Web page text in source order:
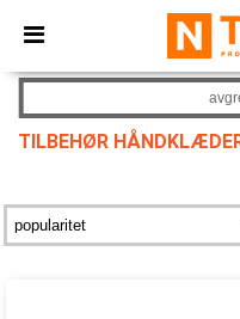
× Ntextil-app
Bedre priser i appen!
TILBEHØR